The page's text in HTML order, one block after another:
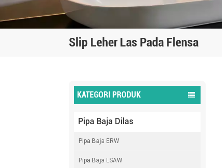
Slip Leher Las Pada Flensa
KATEGORI PRODUK
Pipa Baja Dilas
Pipa Baja ERW
Pipa Baja LSAW